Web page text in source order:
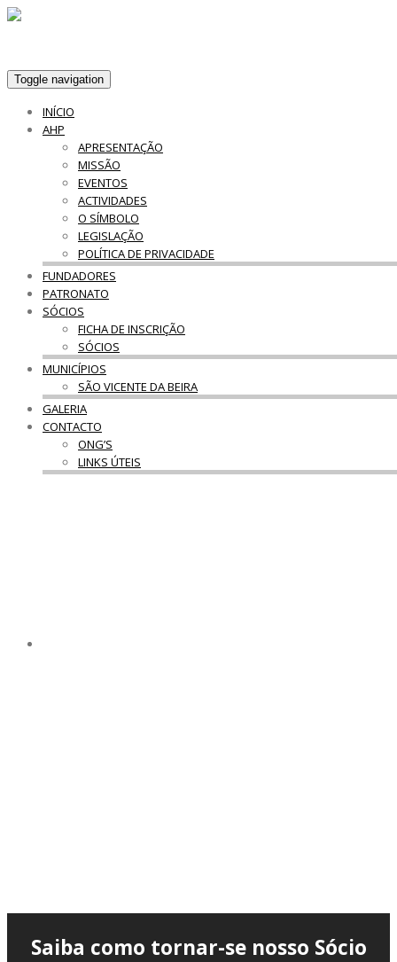
Toggle navigation
INÍCIO
AHP
APRESENTAÇÃO
MISSÃO
EVENTOS
ACTIVIDADES
O SÍMBOLO
LEGISLAÇÃO
POLÍTICA DE PRIVACIDADE
FUNDADORES
PATRONATO
SÓCIOS
FICHA DE INSCRIÇÃO
SÓCIOS
MUNICÍPIOS
SÃO VICENTE DA BEIRA
GALERIA
CONTACTO
ONG’S
LINKS ÚTEIS
Saiba como tornar-se nosso Sócio